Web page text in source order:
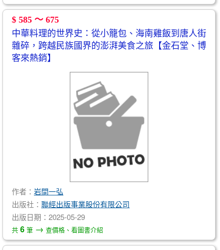
$ 585 ～ 675
中華料理的世界史：從小籠包、海南雞飯到唐人街
雜碎，跨越民族國界的澎湃美食之旅【金石堂、博
客來熱銷】
作者： 岩間一弘
出版社： 聯經出版事業股份有限公司
出版日期：2025-05-29
共 6 筆 → 查價格、看圖書介紹